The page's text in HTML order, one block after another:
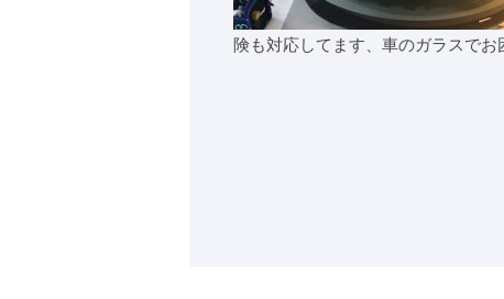
険も対応してます、車のガラスで